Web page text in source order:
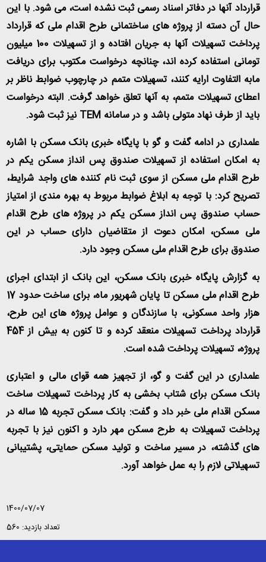
قرارداد آنها در دفاتر اسناد رسمی ثبت نشده است، می شود. با این
حال آن دسته از پروژه های ساختمانی طرح اقدام ملی که قرارداد
پرداخت تسهیلات آنها به جریان افتاده و از تسهیلات 100 میلیون
تومانی استفاده کرده اند، چنانچه درخواست مکتوب برای دریافت
مابه التفاوت ارایه کنند، تسهیلات متمم در چارچوب ضوابط ناظر بر
اعطای تسهیلات متمم، به آنها تعلق خواهد گرفت. البته درخواست
باید از طرف نهاد متولی باشد و در سامانه TEMنیز ثبت شود.
علمداری در ادامه گفت و گو با پایگاه خبری بانک مسکن با اشاره
به امکان استفاده از تسهیلات صندوق پس انداز مسکن یکم در
طرح اقدام ملی مسکن از سوی ثبت نام کننده های واجد شرایط،
تصریح کرد: با توجه به ابلاغ ضوابط مربوط به بهره مندی از امتیاز
حساب صندوق پس انداز مسکن یکم در پروژه های طرح اقدام
ملی مسکن، امکان دعوت از متقاضیان دارای حساب در این
صندوق برای طرح اقدام ملی مسکن وجود دارد.
به گزارش پایگاه خبری بانک مسکن، این بانک از ابتدای اجرای
طرح اقدام ملی مسکن تا پایان شهریور ماه، برای ساخت حدود 17
هزار واحد مسکونی، با سازندگان و عوامل پروژه های این طرح،
قرارداد پرداخت تسهیلات منعقد کرده و تا کنون به بیش از 454
پروژه، تسهیلات پرداخت شده است.
علمداری در این گفت و گو، از تجهیز همه قوای مالی و اعتباری
بانک مسکن برای شتاب بخشی به کار پرداخت تسهیلات ساخت
مسکن اقدام ملی خبر داد و گفت: بانک مسکن تجربه 15 ساله در
پرداخت تسهیلات به طرح مسکن مهر دارد و اکنون نیز با تجربه
های گذشته، در مسیر ساخت و تولید مسکن حمایتی، پشتیبانی
تسهیلاتی لازم را به عمل خواهد آورد.
1400/07/07
تعداد بازدید: 560